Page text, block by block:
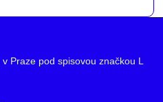
Praze pod spisovou značkou L